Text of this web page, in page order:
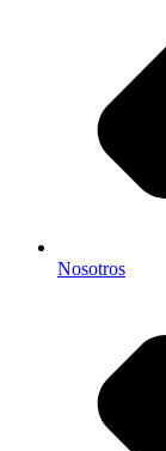
Nosotros